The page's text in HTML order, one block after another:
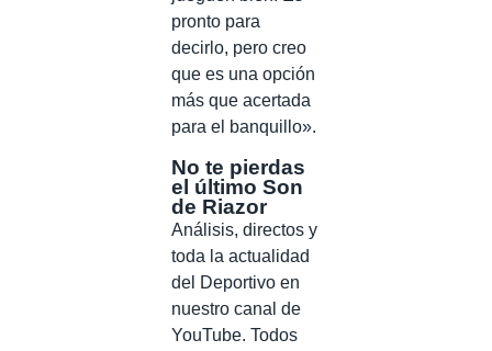
pronto para
decirlo, pero creo
que es una opción
más que acertada
para el banquillo».
No te pierdas
el último Son
de Riazor
Análisis, directos y
toda la actualidad
del Deportivo en
nuestro canal de
YouTube. Todos